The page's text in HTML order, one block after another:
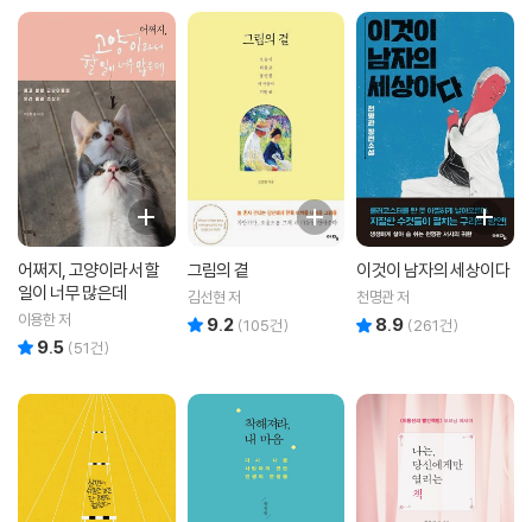
어쩌지, 고양이라서 할
일이 너무 많은데
이용한 저
9.5 (51건)
그림의 곁
김선현 저
9.2 (105건)
이것이 남자의 세상이다
천명관 저
8.9 (261건)